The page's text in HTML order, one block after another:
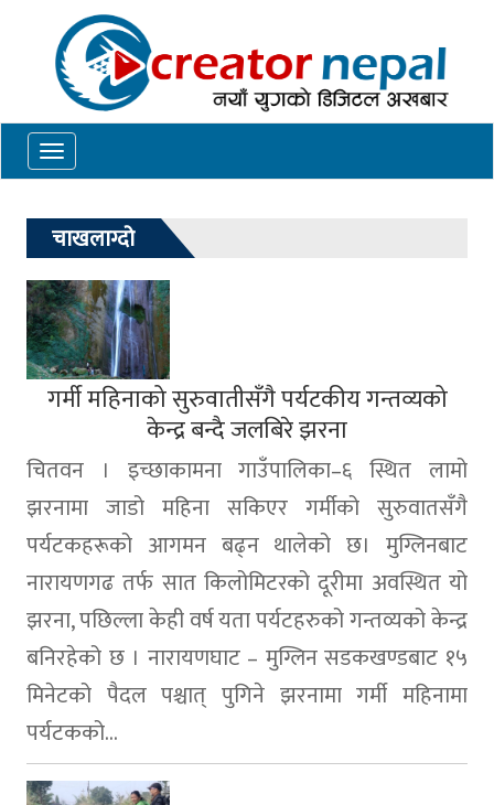
Toggle
navigation
चाखलाग्दो
गर्मी महिनाको सुरुवातीसँगै पर्यटकीय गन्तव्यको
केन्द्र बन्दै जलबिरे झरना
चितवन । इच्छाकामना गाउँपालिका–६ स्थित लामो
झरनामा जाडो महिना सकिएर गर्मीको सुरुवातसँगै
पर्यटकहरूको आगमन बढ्न थालेको छ। मुग्लिनबाट
नारायणगढ तर्फ सात किलोमिटरको दूरीमा अवस्थित यो
झरना, पछिल्ला केही वर्ष यता पर्यटहरुको गन्तव्यको केन्द्र
बनिरहेको छ । नारायणघाट – मुग्लिन सडकखण्डबाट १५
मिनेटको पैदल पश्चात् पुगिने झरनामा गर्मी महिनामा
पर्यटकको...